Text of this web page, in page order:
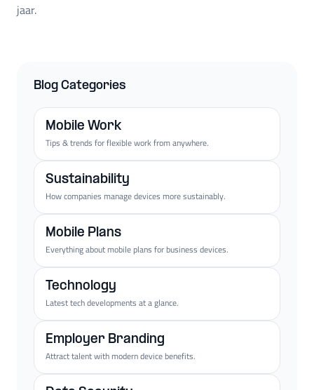
jaar.
Blog Categories
Mobile Work
Tips & trends for flexible work from anywhere.
Sustainability
How companies manage devices more sustainably.
Mobile Plans
Everything about mobile plans for business devices.
Technology
Latest tech developments at a glance.
Employer Branding
Attract talent with modern device benefits.